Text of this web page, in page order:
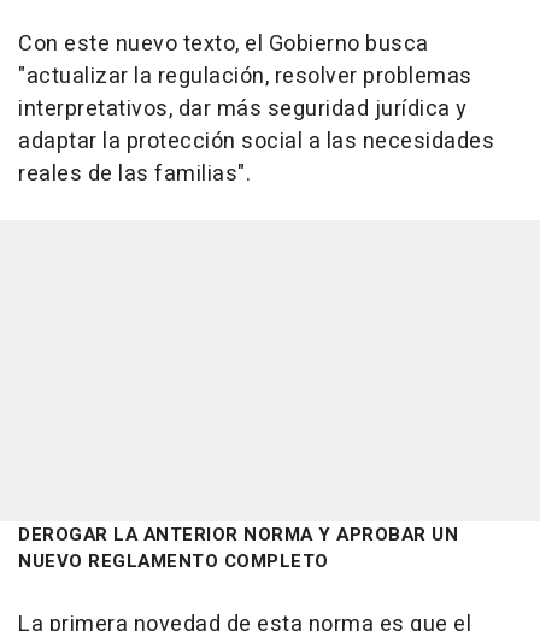
Con este nuevo texto, el Gobierno busca
"actualizar la regulación, resolver problemas
interpretativos, dar más seguridad jurídica y
adaptar la protección social a las necesidades
reales de las familias".
DEROGAR LA ANTERIOR NORMA Y APROBAR UN
NUEVO REGLAMENTO COMPLETO